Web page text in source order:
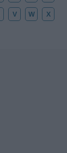
V W X